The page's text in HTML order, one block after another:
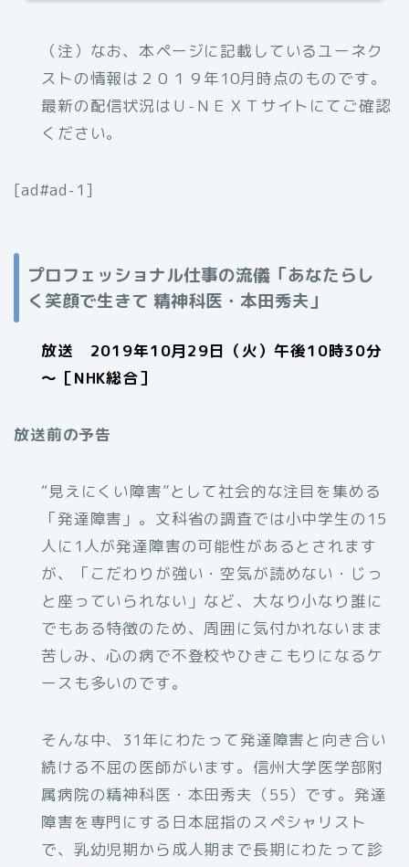
（注）なお、本ページに記載しているユーネク
ストの情報は２０１９年10月時点のものです。
最新の配信状況はＵ-ＮＥＸＴサイトにてご確認
ください。
[ad#ad-1]
プロフェッショナル仕事の流儀「あなたらし
く笑顔で生きて 精神科医・本田秀夫」
放送 2019年10月29日（火）午後10時30分
～［NHK総合］
放送前の予告
“見えにくい障害”として社会的な注目を集める
「発達障害」。文科省の調査では小中学生の15
人に1人が発達障害の可能性があるとされます
が、「こだわりが強い・空気が読めない・じっ
と座っていられない」など、大なり小なり誰に
でもある特徴のため、周囲に気付かれないまま
苦しみ、心の病で不登校やひきこもりになるケ
ースも多いのです。
そんな中、31年にわたって発達障害と向き合い
続ける不屈の医師がいます。信州大学医学部附
属病院の精神科医・本田秀夫（55）です。発達
障害を専門にする日本屈指のスペシャリスト
で、乳幼児期から成人期まで長期にわたって診